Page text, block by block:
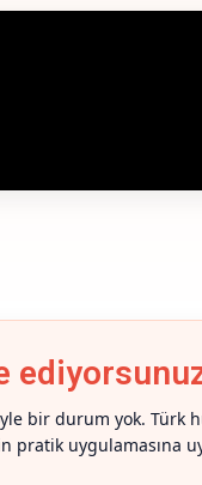
bir durum yok. Türk
pratik uygulamasına